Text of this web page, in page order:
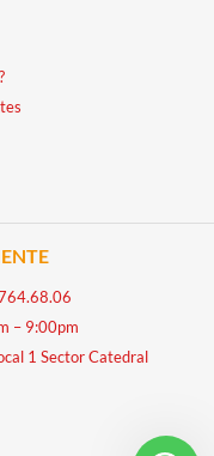
– 9:00pm
1 Sector Catedral